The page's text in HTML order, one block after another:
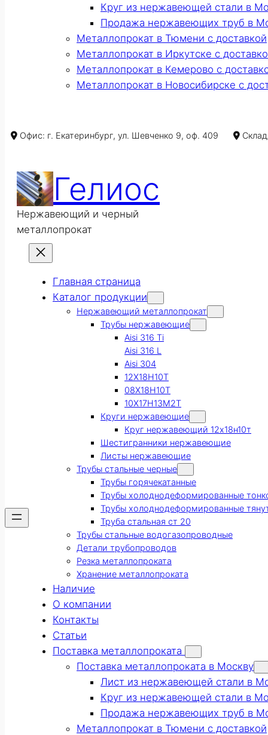
Круг из нержавеющей стали в
Продажа нержавеющих труб в
Металлопрокат в Тюмени с доставкой
Металлопрокат в Иркутске с
Металлопрокат в Кемерово с
Металлопрокат в Новосибирске с
Офис: г. Екатеринбург, ул. Шевченко 9, оф. 409
Гелиос
Нержавеющий и черный
металлопрокат
Главная страница
Каталог продукции
Нержавеющий металлопрокат
Трубы нержавеющие
Aisi 316 Ti
Aisi 316 L
Aisi 304
12Х18Н10Т
08Х18Н10Т
10Х17Н13М2Т
Круги нержавеющие
Круг нержавеющий 12х18н10т
Шестигранники нержавеющие
Листы нержавеющие
Трубы стальные черные
Трубы горячекатанные
Трубы холоднодеформированные
Трубы холоднодеформированные
Труба стальная ст 20
Трубы стальные водогазопроводные
Детали трубопроводов
Резка металлопроката
Хранение металлопроката
Наличие
О компании
Контакты
Статьи
Поставка металлопроката
Поставка металлопроката в Москву
Лист из нержавеющей стали в
Круг из нержавеющей стали в
Продажа нержавеющих труб в
Металлопрокат в Тюмени с доставкой